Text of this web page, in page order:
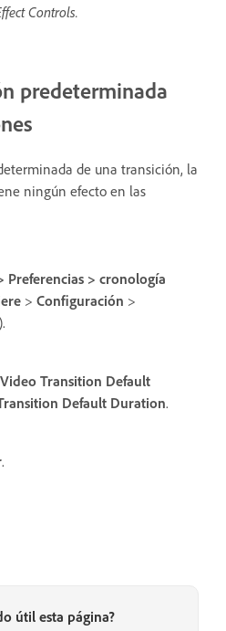
Controls.
predeterminada
de una transición, la
ningún efecto en las
Preferencias > cronología
> Configuración >
Video Transition Default
Default Duration.
.
útil esta página?